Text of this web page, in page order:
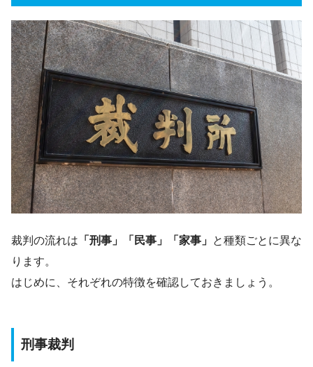
裁判の流れは 「刑事」「民事」「家事」 と種類ごとに異な
ります。
はじめに、それぞれの特徴を確認しておきましょう。
刑事裁判